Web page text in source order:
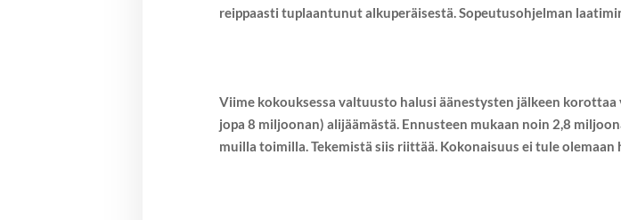
reippaasti tuplaantunut alkuperäisestä. Sopeutusohjelman
Viime kokouksessa valtuusto halusi äänestysten jälkeen
jopa 8 miljoonan) alijäämästä. Ennusteen mukaan noin 2,8
muilla toimilla. Tekemistä siis riittää. Kokonaisuus ei tule olemaan